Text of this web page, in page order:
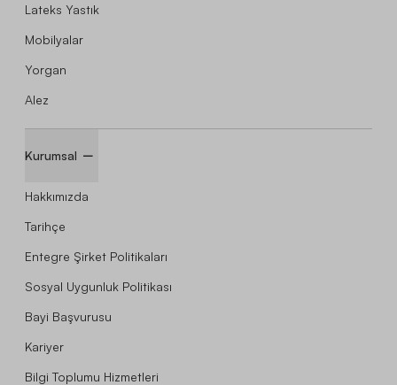
Lateks Yastık
Mobilyalar
Yorgan
Alez
Kurumsal
Hakkımızda
Tarihçe
Entegre Şirket Politikaları
Sosyal Uygunluk Politikası
Bayi Başvurusu
Kariyer
Bilgi Toplumu Hizmetleri